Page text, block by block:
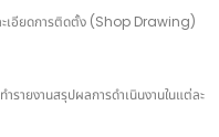
ะเอียดการติดตั้ง (Shop Drawing)
รายงานสรุปผลการดำเนินงานในแต่ละ